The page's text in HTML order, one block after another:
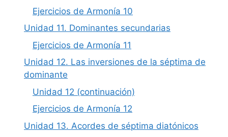
Ejercicios de Armonía 10
Unidad 11. Dominantes secundarias
Ejercicios de Armonía 11
Unidad 12. Las inversiones de la séptima de
dominante
Unidad 12 (continuación)
Ejercicios de Armonía 12
Unidad 13. Acordes de séptima diatónicos